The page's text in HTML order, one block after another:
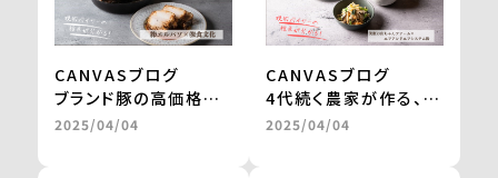
CANVASブログ
ブランド豚の高価格帯
ギフトが、お取り寄せグ
2025/04/04
CANVASブログ
4代続く農家が作る、無
農薬栽培・天日干しの
2025/04/04